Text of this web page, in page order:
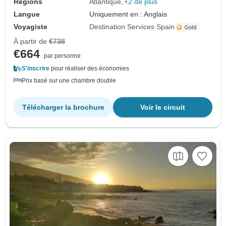
Régions
Atlantique +2 de plus
Langue
Uniquement en : Anglais
Voyagiste
Destination Services Spain
À partir de €738
€664 par personne
S'inscrire pour réaliser des économies
Prix basé sur une chambre double
Voir le circuit
Télécharger la brochure